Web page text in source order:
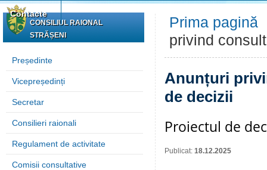
Contacte
CONSILIUL RAIONAL
STRĂȘENI
Președinte
Vicepreședinți
Secretar
Consilieri raionali
Regulament de activitate
Comisii consultative
Prima pagină
privind
Anunțuri
de decizii
Proiectul de
Publicat: 18.12.2025